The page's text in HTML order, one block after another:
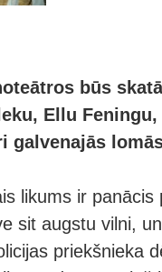
būs
Ellu
galvenajās
likums ir panācis
sit augstu vilni,
priekšnieka